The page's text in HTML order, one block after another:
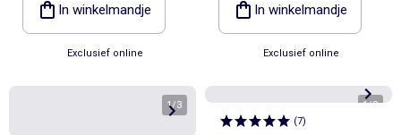
In winkelmandje
Exclusief online
In winkelmandje
Exclusief online
1/3 1/2
(7)